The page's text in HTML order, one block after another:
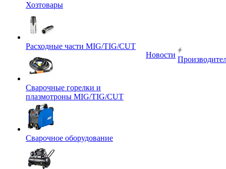
Хозтовары
Расходные части MIG/TIG/CUT
Сварочные горелки и
плазмотроны MIG/TIG/CUT
Сварочное оборудование
Новости